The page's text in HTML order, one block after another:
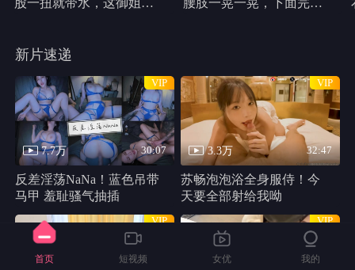
股一扭就带水，这御姐身
腰肢一晃一晃，下面完全
新片速递
7.7万 30:07
VIP
反差淫荡NaNa！蓝色吊带
马甲 羞耻骚气抽插
3.3万 32:47
VIP
苏畅泡泡浴全身服侍！今
天要全部射给我呦
VIP VIP
首页 短视频 女优 我的